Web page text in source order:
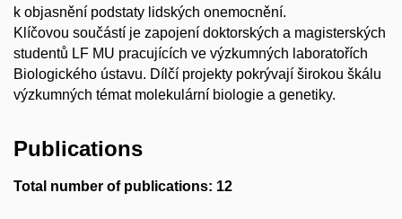
k objasnění podstaty lidských onemocnění.
Klíčovou součástí je zapojení doktorských a magisterských
studentů LF MU pracujících ve výzkumných laboratořích
Biologického ústavu. Dílčí projekty pokrývají širokou škálu
výzkumných témat molekulární biologie a genetiky.
Publications
Total number of publications: 12